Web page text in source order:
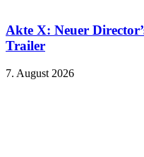
Akte X: Neuer
Trailer
7. August 2026